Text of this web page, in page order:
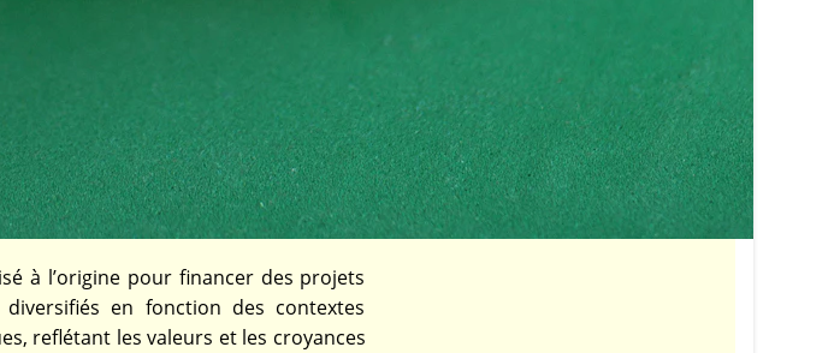
à l’origine pour financer des projets
en fonction des contextes
reflétant les valeurs et les croyances